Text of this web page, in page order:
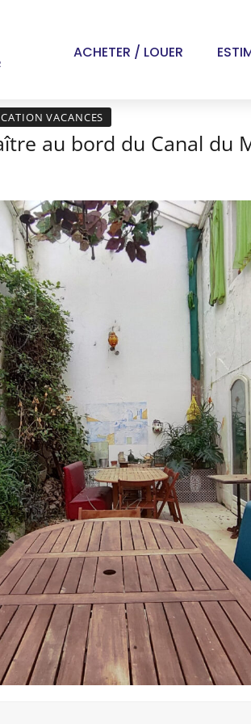
ACHETER / LOUER
VACANCES
au bord du Canal du